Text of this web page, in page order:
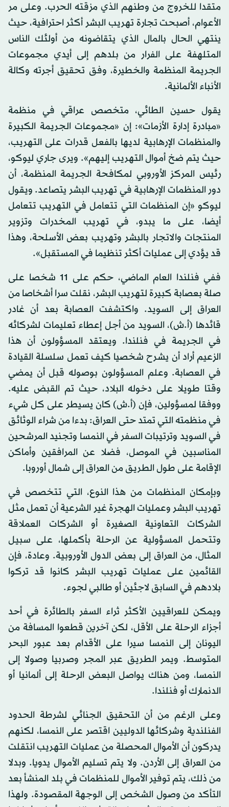
متقدا للخروج من وطنهم الذي مزقته الحرب. وعلى مر
الأعوام، أصبحت تجارة تهريب البشر أكثر احترافية، حيث
ينتهي الحال بالمال الذي يتقاضونه من أولئك الناس
المتلهفة على الفرار من بلدهم إلى أيدي مجموعات
الجريمة المنظمة والخطيرة، وفق تحقيق أجرته وكالة
الأنباء الألمانية.
يقول حسين الطائي، متخصص عراقي في منظمة
«مبادرة إدارة الأزمات»: إن «مجموعات الجريمة الكبيرة
والمنظمات الإرهابية لديها بالفعل قدرات على التهريب،
حيث يتم ضخ أموال التهريب إليهم». ويرى جاري ليوكو،
رئيس المركز الأوروبي لمكافحة الجريمة المنظمة، أن
دور المنظمات الإرهابية في تهريب البشر يتصاعد. ويقول
ليوكو «إن المنظمات التي تتعامل في التهريب تتعامل
أيضا، على ما يبدو، في تهريب المخدرات وتزوير
المنتجات والاتجار بالبشر وتهريب بعض الأسلحة، وهذا
قد يؤدي إلى عمليات أكثر تنظيما في المستقبل».
ففي فنلندا العام الماضي، حكم على 11 شخصا على
صلة بعصابة كبيرة لتهريب البشر، نقلت سرا أشخاصا من
العراق إلى السويد. واكتشفت العصابة بعد أن غادر
قائدها (أ.ش)، السويد من أجل إعطاء تعليمات لشركائه
في الجريمة في فنلندا. ويعتقد المسؤولون أن هذا
الزعيم أراد أن يشرح شخصيا كيف تعمل سلسلة القيادة
في العصابة. وعلم المسؤولون بوصوله قبل أن يمضي
وقتا طويلا على دخوله البلاد، حيث تم القبض عليه.
ووفقا لمسؤولين، فإن (أ.ش) كان يسيطر على كل شيء
في منظمته التي تمتد حتى العراق: بدءا من شراء الوثائق
في السويد وترتيبات السفر في النمسا وتجنيد المرشحين
المناسبين في الموصل، فضلا عن المرافقين وأماكن
الإقامة على طول الطريق من العراق إلى شمال أوروبا.
وبإمكان المنظمات من هذا النوع، التي تتخصص في
تهريب البشر وعمليات الهجرة غير الشرعية أن تعمل مثل
الشركات التعاونية الصغيرة أو الشركات العملاقة
وتتحمل المسؤولية عن الرحلة بأكملها، على سبيل
المثال، من العراق إلى بعض الدول الأوروبية. وعادة، فإن
القائمين على عمليات تهريب البشر كانوا قد تركوا
بلادهم في السابق لاجئين أو طالبي لجوء.
ويمكن للعراقيين الأكثر ثراء السفر بالطائرة في أحد
أجزاء الرحلة على الأقل، لكن آخرين قطعوا المسافة من
اليونان إلى النمسا سيرا على الأقدام بعد عبور البحر
المتوسط. ويمر الطريق عبر المجر وصربيا وصولا إلى
النمسا، ومن هناك يواصل البعض الرحلة إلى ألمانيا أو
الدنمارك أو فنلندا.
وعلى الرغم من أن التحقيق الجنائي لشرطة الحدود
الفنلندية وشركائها الدوليين اقتصر على النمسا، لكنهم
يدركون أن الأموال المحصلة من عمليات التهريب انتقلت
من العراق إلى الأردن. ولا يتم تسليم الأموال يدويا. وبدلا
من ذلك، يتم توفير الأموال للمنظمات في بلد المنشأ بعد
التأكد من وصول الشخص إلى الوجهة المقصودة. ولهذا